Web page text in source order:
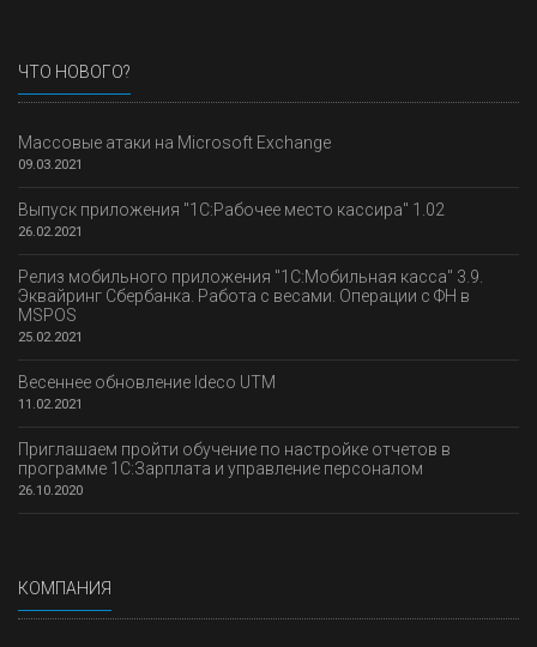
ЧТО НОВОГО?
Массовые атаки на Microsoft Exchange
09.03.2021
Выпуск приложения "1С:Рабочее место кассира" 1.02
26.02.2021
Релиз мобильного приложения "1С:Мобильная касса" 3.9.
Эквайринг Сбербанка. Работа с весами. Операции с ФН в
MSPOS
25.02.2021
Весеннее обновление Ideco UTM
11.02.2021
Приглашаем пройти обучение по настройке отчетов в
программе 1С:Зарплата и управление персоналом
26.10.2020
КОМПАНИЯ